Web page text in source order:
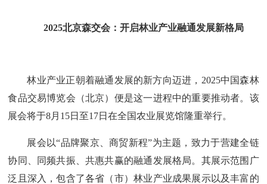
2025北京森交会：开启林业产业融通发展新格局
林业产业正朝着融通发展的新方向迈进，2025中国森林
食品交易博览会（北京）便是这一进程中的重要推动者。该
展会将于8月15日至17日在全国农业展览馆隆重举行。
展会以“品牌聚京、商贸新程”为主题，致力于营建全链
协同、同频共振、共惠共赢的融通发展格局。其展示范围广
泛且深入，包含了各省（市）林业产业成果展示以及丰富的